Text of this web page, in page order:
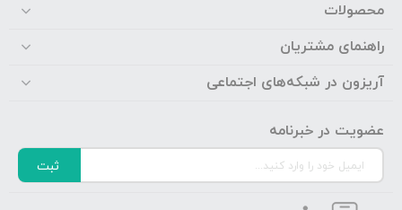
محصولات
راهنمای مشتریان
آریزون در شبکه‌های اجتماعی
عضویت در خبرنامه
ثبت